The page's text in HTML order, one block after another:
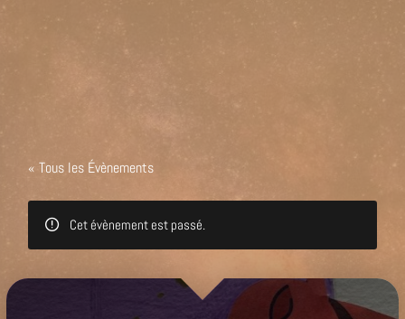
« Tous les Évènements
Cet évènement est passé.